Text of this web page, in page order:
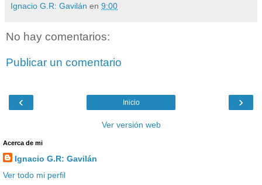
Ignacio G.R: Gavilán en 9:00
No hay comentarios:
Publicar un comentario
‹ ›
Inicio
Ver versión web
Acerca de mi
Ignacio G.R: Gavilán
Ver todo mi perfil